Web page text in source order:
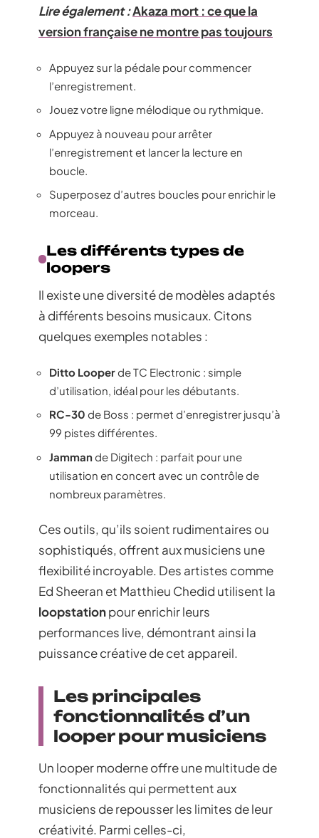
Lire également :Akaza mort : ce que la
version française ne montre pas toujours
Appuyez sur la pédale pour commencer
l’enregistrement.
Jouez votre ligne mélodique ou rythmique.
Appuyez à nouveau pour arrêter
l’enregistrement et lancer la lecture en
boucle.
Superposez d’autres boucles pour enrichir le
morceau.
Les différents types de
loopers
Il existe une diversité de modèles adaptés
à différents besoins musicaux. Citons
quelques exemples notables :
Ditto Looperde TC Electronic : simple
d’utilisation, idéal pour les débutants.
RC-30 de Boss : permet d’enregistrer jusqu’à
99 pistes différentes.
Jammande Digitech : parfait pour une
utilisation en concert avec un contrôle de
nombreux paramètres.
Ces outils, qu’ils soient rudimentaires ou
sophistiqués, offrent aux musiciens une
flexibilité incroyable. Des artistes comme
Ed Sheeran et Matthieu Chedid utilisent la
loopstationpour enrichir leurs
performances live, démontrant ainsi la
puissance créative de cet appareil.
Les principales
fonctionnalités d’un
looper pour musiciens
Un looper moderne offre une multitude de
fonctionnalités qui permettent aux
musiciens de repousser les limites de leur
créativité. Parmi celles-ci,